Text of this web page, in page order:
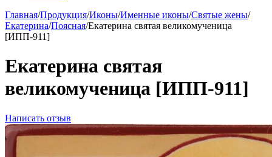
Главная/Продукция/Иконы/Именные иконы/Святые жены/
Екатерина/Поясная/Екатерина святая великомученица
[ИПП-911]
Екатерина святая
великомученица [ИПП-911]
Написать отзыв